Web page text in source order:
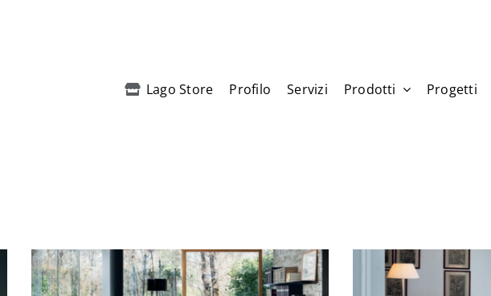
Lago Store Profilo Servizi Prodotti Progetti